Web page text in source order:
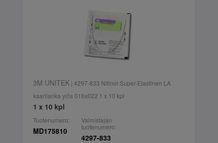
3M UNITEK| 4297-833 Nitinol Super-Elastinen LA
kaarilanka ylös 016x022 1 x 10 kpl
1 x 10 kpl
Tuotenumero:
MD175810
Valmistajan
tuotenumero:
4297-833